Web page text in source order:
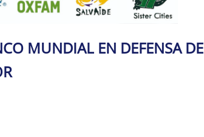
MUNDIAL EN DEFENSA DE